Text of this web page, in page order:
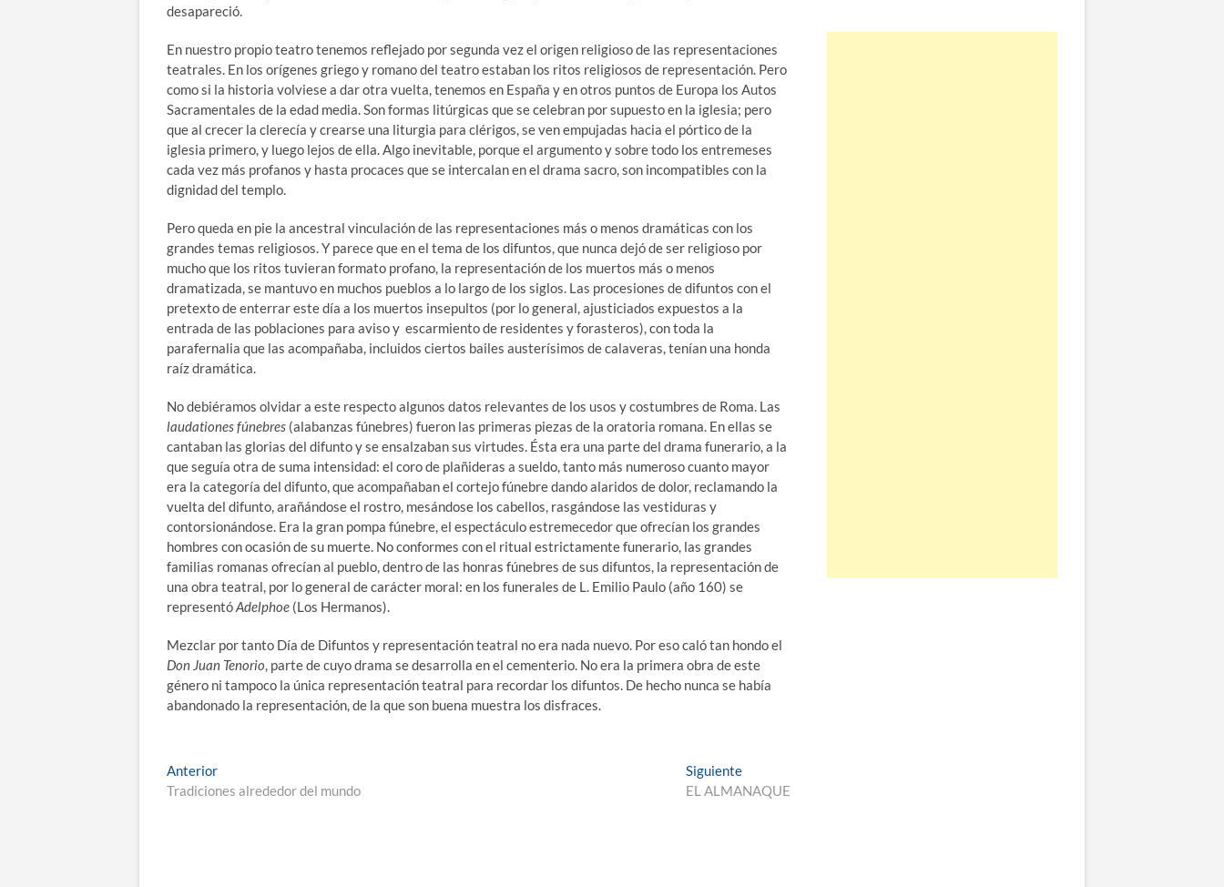
desapareció.
En nuestro propio teatro tenemos reflejado por segunda vez el origen religioso de las representaciones
teatrales. En los orígenes griego y romano del teatro estaban los ritos religiosos de representación. Pero
como si la historia volviese a dar otra vuelta, tenemos en España y en otros puntos de Europa los Autos
Sacramentales de la edad media. Son formas litúrgicas que se celebran por supuesto en la iglesia; pero
que al crecer la clerecía y crearse una liturgia para clérigos, se ven empujadas hacia el pórtico de la
iglesia primero, y luego lejos de ella. Algo inevitable, porque el argumento y sobre todo los entremeses
cada vez más profanos y hasta procaces que se intercalan en el drama sacro, son incompatibles con la
dignidad del templo.
Pero queda en pie la ancestral vinculación de las representaciones más o menos dramáticas con los
grandes temas religiosos. Y parece que en el tema de los difuntos, que nunca dejó de ser religioso por
mucho que los ritos tuvieran formato profano, la representación de los muertos más o menos
dramatizada, se mantuvo en muchos pueblos a lo largo de los siglos. Las procesiones de difuntos con el
pretexto de enterrar este día a los muertos insepultos (por lo general, ajusticiados expuestos a la
entrada de las poblaciones para aviso y escarmiento de residentes y forasteros), con toda la
parafernalia que las acompañaba, incluidos ciertos bailes austerísimos de calaveras, tenían una honda
raíz dramática.
No debiéramos olvidar a este respecto algunos datos relevantes de los usos y costumbres de Roma. Las
laudationes fúnebres (alabanzas fúnebres) fueron las primeras piezas de la oratoria romana. En ellas se
cantaban las glorias del difunto y se ensalzaban sus virtudes. Ésta era una parte del drama funerario, a la
que seguía otra de suma intensidad: el coro de plañideras a sueldo, tanto más numeroso cuanto mayor
era la categoría del difunto, que acompañaban el cortejo fúnebre dando alaridos de dolor, reclamando la
vuelta del difunto, arañándose el rostro, mesándose los cabellos, rasgándose las vestiduras y
contorsionándose. Era la gran pompa fúnebre, el espectáculo estremecedor que ofrecían los grandes
hombres con ocasión de su muerte. No conformes con el ritual estrictamente funerario, las grandes
familias romanas ofrecían al pueblo, dentro de las honras fúnebres de sus difuntos, la representación de
una obra teatral, por lo general de carácter moral: en los funerales de L. Emilio Paulo (año 160) se
representóAdelphoe (Los Hermanos).
Mezclar por tanto Día de Difuntos y representación teatral no era nada nuevo. Por eso caló tan hondo el
Don Juan Tenorio, parte de cuyo drama se desarrolla en el cementerio. No era la primera obra de este
género ni tampoco la única representación teatral para recordar los difuntos. De hecho nunca se había
abandonado la representación, de la que son buena muestra los disfraces.
Navegación
de
AnteriorEntrada
anterior:
Tradiciones alrededor del mundo
SiguienteEntrada
siguiente:
EL ALMANAQUE